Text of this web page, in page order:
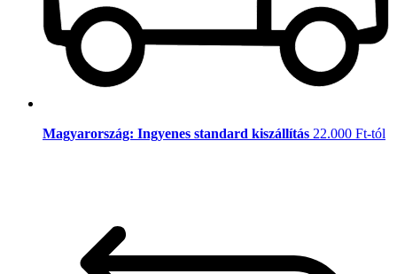
Magyarország: Ingyenes standard kiszállítás 22.000 Ft-tól